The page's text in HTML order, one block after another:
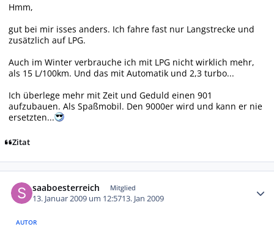
Hmm,
gut bei mir isses anders. Ich fahre fast nur Langstrecke und
zusätzlich auf LPG.
Auch im Winter verbrauche ich mit LPG nicht wirklich mehr,
als 15 L/100km. Und das mit Automatik und 2,3 turbo...
Ich überlege mehr mit Zeit und Geduld einen 901
aufzubauen. Als Spaßmobil. Den 9000er wird und kann er nie
ersetzten...
Zitat
saaboesterreich Mitglied
13. Januar 2009 um 12:5713. Jan 2009
AUTOR